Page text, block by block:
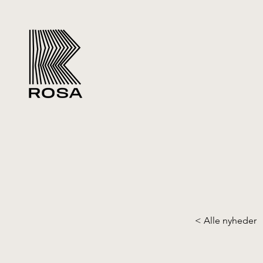
< Alle nyheder